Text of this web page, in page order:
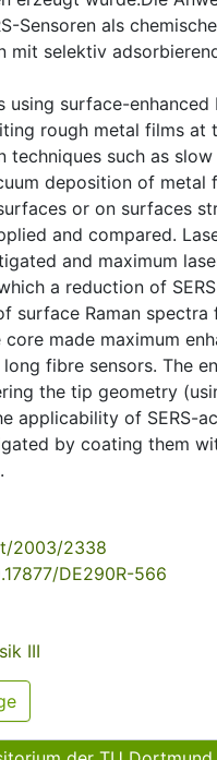
Sensoren als
mit selektiv
using surface-
rough metal films at
techniques such as
deposition of metal
or on surfaces
and compared.
and maximum
a reduction of
surface Raman spectra
made maximum
fibre sensors. The
the tip geometry
applicability of SERS-
by coating them
2003/2338
DE290R-566
III